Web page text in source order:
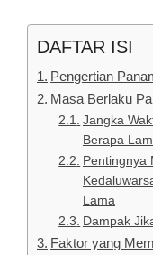
DAFTAR ISI
Pengertian
Masa Berlaku
Jangka
Berapa
Pentingnya
Lama
Dampak
Faktor yang